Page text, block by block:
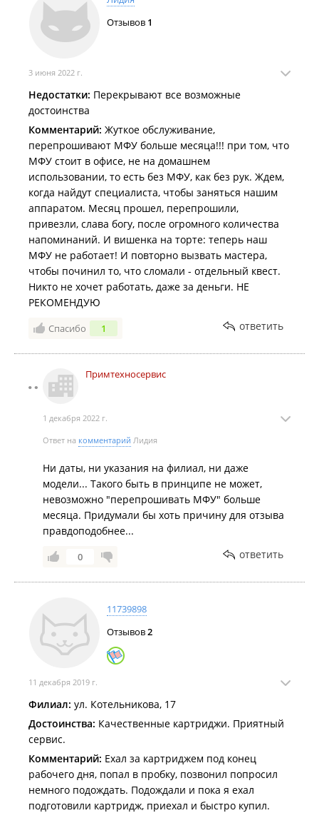
Отзывов 1
3 июня 2022 г.
Недостатки: Перекрывают все возможные
достоинства
Комментарий: Жуткое обслуживание,
перепрошивают МФУ больше месяца!!! при том, что
МФУ стоит в офисе, не на домашнем
использовании, то есть без МФУ, как без рук. Ждем,
когда найдут специалиста, чтобы заняться нашим
аппаратом. Месяц прошел, перепрошили,
привезли, слава богу, после огромного количества
напоминаний. И вишенка на торте: теперь наш
МФУ не работает! И повторно вызвать мастера,
чтобы починил то, что сломали - отдельный квест.
Никто не хочет работать, даже за деньги. НЕ
РЕКОМЕНДУЮ
Спасибо 1 ответить
Примтехносервис
1 декабря 2022 г.
Ответ на комментарий Лидия
Ни даты, ни указания на филиал, ни даже
модели... Такого быть в принципе не может,
невозможно "перепрошивать МФУ" больше
месяца. Придумали бы хоть причину для отзыва
правдоподобнее...
0 ответить
11739898
Отзывов2
11 декабря 2019 г.
Филиал: ул. Котельникова, 17
Достоинства: Качественные картриджи. Приятный
сервис.
Комментарий: Ехал за картриджем под конец
рабочего дня, попал в пробку, позвонил попросил
немного подождать. Подождали и пока я ехал
подготовили картридж, приехал и быстро купил.